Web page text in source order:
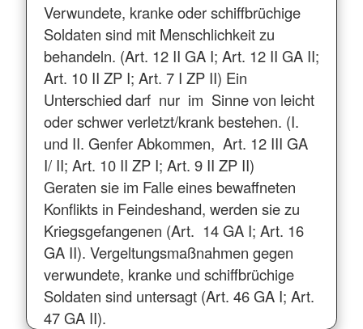
Verwundete, kranke oder schiffbrüchige
Soldaten sind mit Menschlichkeit zu
behandeln. (Art. 12 II GA I; Art. 12 II GA II;
Art. 10 II ZP I; Art. 7 I ZP II) Ein
Unterschied darf nur im Sinne von leicht
oder schwer verletzt/krank bestehen. (I.
und II. Genfer Abkommen, Art. 12 III GA
I/ II; Art. 10 II ZP I; Art. 9 II ZP II)
Geraten sie im Falle eines bewaffneten
Konflikts in Feindeshand, werden sie zu
Kriegsgefangenen (Art. 14 GA I; Art. 16
GA II). Vergeltungsmaßnahmen gegen
verwundete, kranke und schiffbrüchige
Soldaten sind untersagt (Art. 46 GA I; Art.
47 GA II).